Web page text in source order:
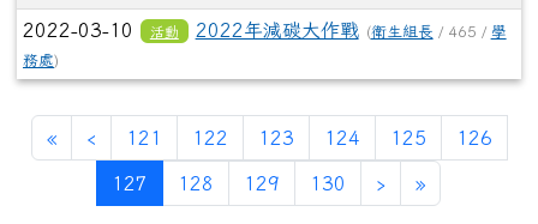
2022-03-10 活動 2022年減碳大作戰 (衛生組長 / 465 / 學
務處)
« ‹ 121 122 123 124 125 126
127 (current)
128 129 130 › »